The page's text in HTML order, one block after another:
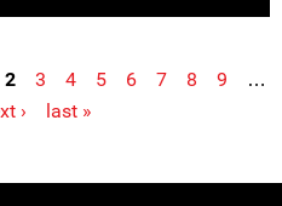
2 3 4 5 6 7 8 9
…
›
last »